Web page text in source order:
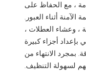
، مع الحفاظ على
الآمنة أثناء العبور.
، وعشاء العطلات ،
أجزاء كبيرة
بمجرد الانتهاء من
لسهولة التنظيف.